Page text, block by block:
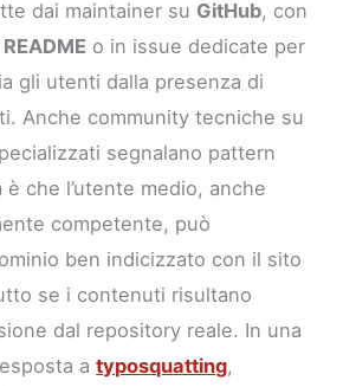
dai maintainer su GitHub, con
README o in issue dedicate per
gli utenti dalla presenza di
Anche community tecniche su
segnalano pattern
è che l’utente medio, anche
competente, può
ben indicizzato con il sito
se i contenuti risultano
dal repository reale. In una
atyposquatting,